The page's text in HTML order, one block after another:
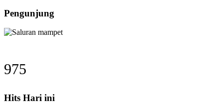
Pengunjung
975
Hits Hari ini